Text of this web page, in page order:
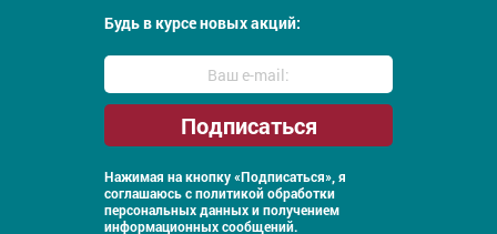
Будь в курсе новых акций:
Нажимая на кнопку «Подписаться», я
соглашаюсь с политикой обработки
персональных данных и получением
информационных сообщений.